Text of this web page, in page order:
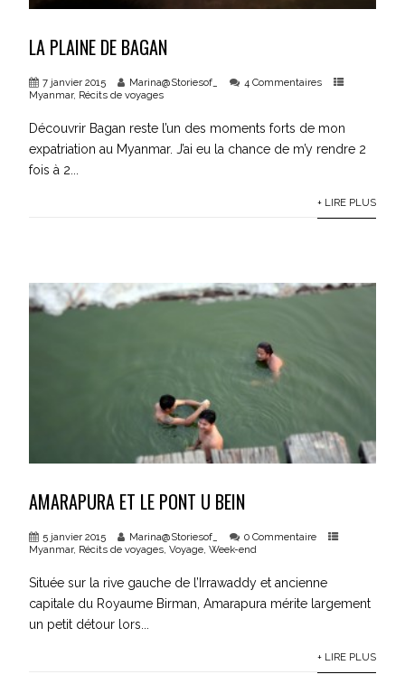
LA PLAINE DE BAGAN
7 janvier 2015 Marina@Storiesof_
4 Commentaires
Myanmar, Récits de voyages
Découvrir Bagan reste l’un des moments forts de mon
expatriation au Myanmar. J’ai eu la chance de m’y rendre 2
fois à 2...
+ LIRE PLUS
AMARAPURA ET LE PONT U BEIN
5 janvier 2015 Marina@Storiesof_
0 Commentaire
Myanmar, Récits de voyages,Voyage,Week-end
Située sur la rive gauche de l’Irrawaddy et ancienne
capitale du Royaume Birman, Amarapura mérite largement
un petit détour lors...
+ LIRE PLUS